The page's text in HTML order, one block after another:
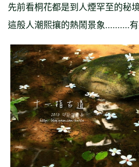
先前看桐花都是到人煙罕至的秘
這般人潮熙攘的熱鬧景象..........